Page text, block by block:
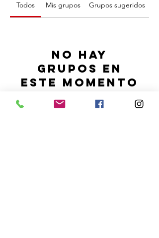
Todos Mis grupos Grupos sugeridos
No hay
grupos en
este momento
Una vez que se cree un grupo,